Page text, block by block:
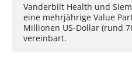
Vanderbilt Health und
eine mehrjährige Value
Millionen US-Dollar (rund
vereinbart.